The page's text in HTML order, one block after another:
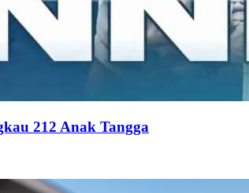
212 Anak Tangga